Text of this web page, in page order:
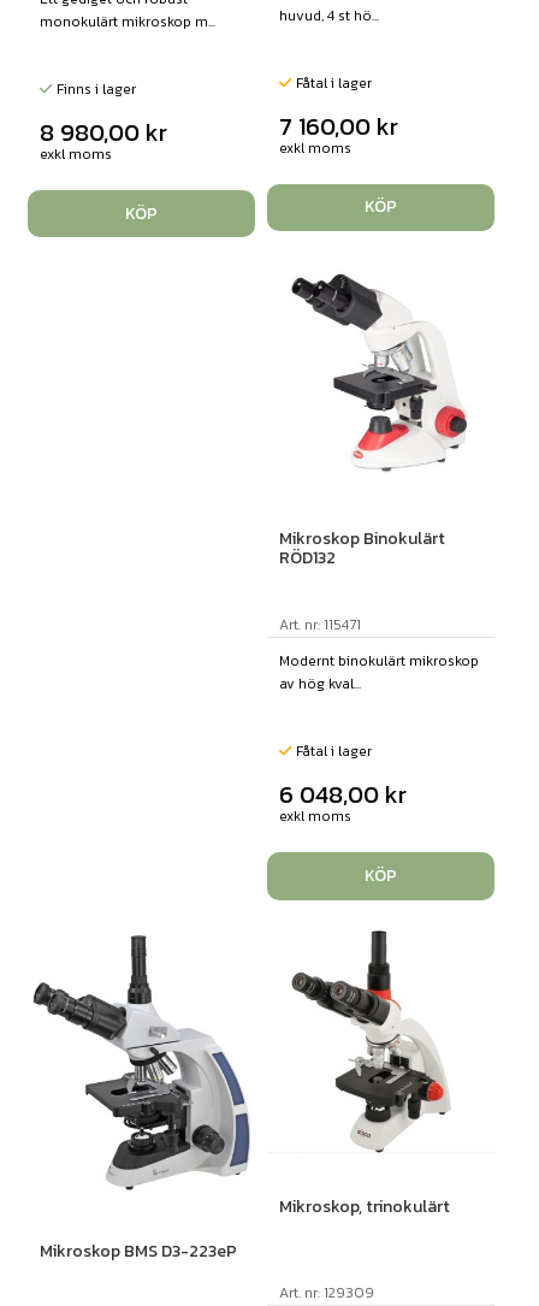
monokulärt mikroskop m...
Finns i lager
8 980,00 kr
exkl moms
KÖP
huvud, 4 st hö...
Fåtal i lager
7 160,00 kr
exkl moms
KÖP
Mikroskop Binokulärt
RÖD132
Art. nr: 115471
Modernt binokulärt mikroskop
av hög kval...
Fåtal i lager
6 048,00 kr
exkl moms
KÖP
Mikroskop BMS D3-223eP
Mikroskop, trinokulärt
Art. nr: 129309